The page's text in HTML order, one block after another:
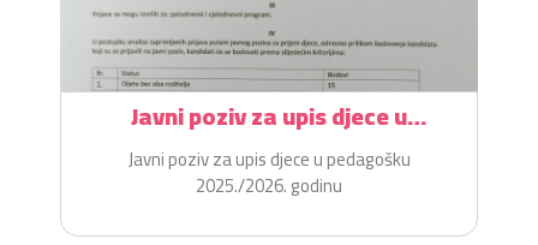
Javni poziv za upis djece u
pedagošku 2025./2026. godinu
Javni poziv za upis djece u pedagošku
2025./2026. godinu